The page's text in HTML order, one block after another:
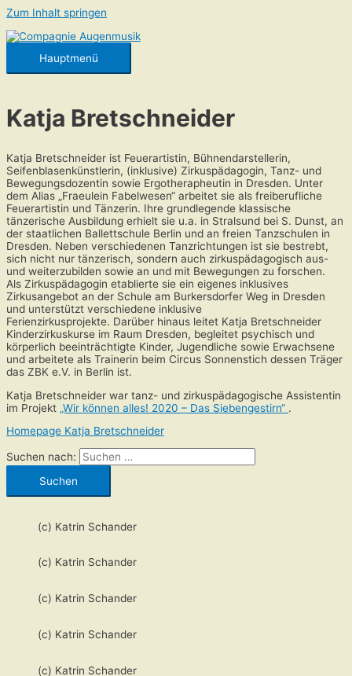
Zum Inhalt springen
Hauptmenü
Katja Bretschneider
Katja Bretschneider ist Feuerartistin, Bühnendarstellerin,
Seifenblasenkünstlerin, (inklusive) Zirkuspädagogin, Tanz- und
Bewegungsdozentin sowie Ergotherapheutin in Dresden. Unter
dem Alias „Fraeulein Fabelwesen“ arbeitet sie als freiberufliche
Feuerartistin und Tänzerin. Ihre grundlegende klassische
tänzerische Ausbildung erhielt sie u.a. in Stralsund bei S. Dunst, an
der staatlichen Ballettschule Berlin und an freien Tanzschulen in
Dresden. Neben verschiedenen Tanzrichtungen ist sie bestrebt,
sich nicht nur tänzerisch, sondern auch zirkuspädagogisch aus-
und weiterzubilden sowie an und mit Bewegungen zu forschen.
Als Zirkuspädagogin etablierte sie ein eigenes inklusives
Zirkusangebot an der Schule am Burkersdorfer Weg in Dresden
und unterstützt verschiedene inklusive
Ferienzirkusprojekte. Darüber hinaus leitet Katja Bretschneider
Kinderzirkuskurse im Raum Dresden, begleitet psychisch und
körperlich beeinträchtigte Kinder, Jugendliche sowie Erwachsene
und arbeitete als Trainerin beim Circus Sonnenstich dessen Träger
das ZBK e.V. in Berlin ist.
Katja Bretschneider war tanz- und zirkuspädagogische Assistentin
im Projekt „Wir können alles! 2020 – Das Siebengestirn“ .
Homepage Katja Bretschneider
Suchen nach:
(c) Katrin Schander
(c) Katrin Schander
(c) Katrin Schander
(c) Katrin Schander
(c) Katrin Schander